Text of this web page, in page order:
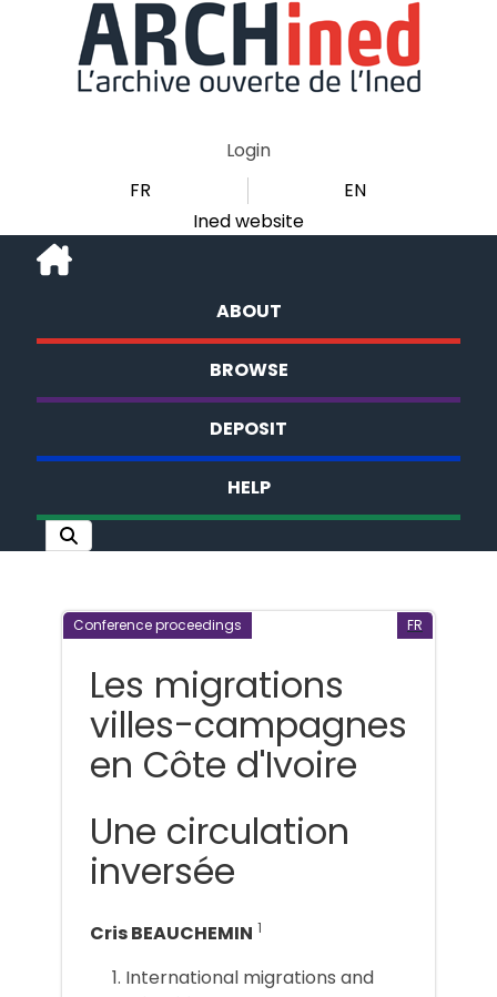
Login
FR
EN
Ined website
ABOUT
BROWSE
DEPOSIT
HELP
Conference proceedings FR
Les migrations
villes-campagnes
en Côte d'Ivoire
Une circulation
inversée
Cris BEAUCHEMIN 1
International migrations and